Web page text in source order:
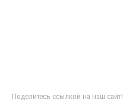
Поделитесь ссылкой на наш сайт!